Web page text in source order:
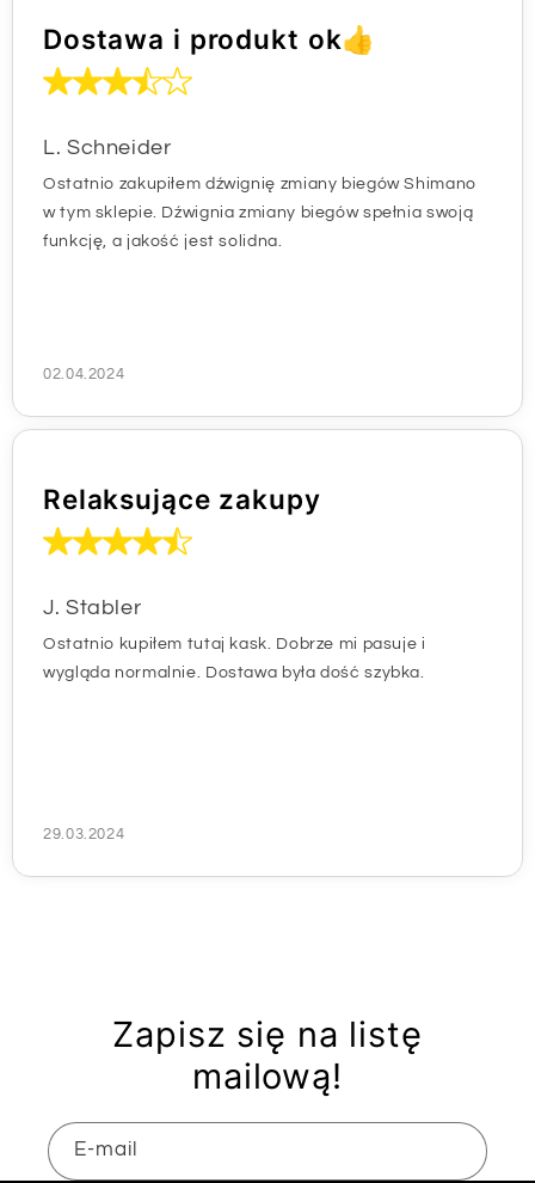
Dostawa i produkt ok👍
L. Schneider
Ostatnio zakupiłem dźwignię zmiany biegów Shimano
w tym sklepie. Dźwignia zmiany biegów spełnia swoją
funkcję, a jakość jest solidna.
02.04.2024
Relaksujące zakupy
J. Stabler
Ostatnio kupiłem tutaj kask. Dobrze mi pasuje i
wygląda normalnie. Dostawa była dość szybka.
29.03.2024
Zapisz się na listę
mailową!
E-mail